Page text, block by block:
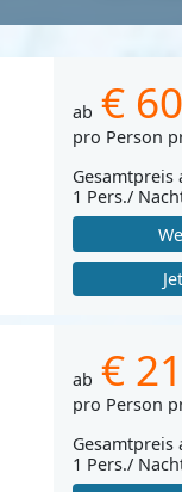
ab €
pro Person
Gesamtpreis
1 Pers./
ab €
pro Person
Gesamtpreis
1 Pers./